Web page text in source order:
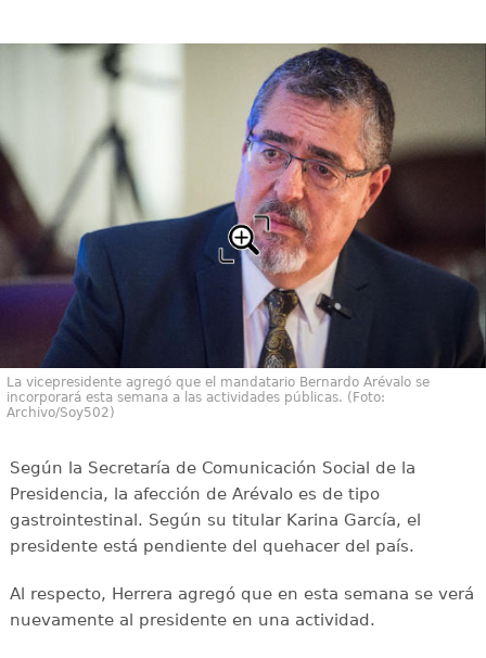
La vicepresidente agregó que el mandatario Bernardo Arévalo se
incorporará esta semana a las actividades públicas. (Foto:
Archivo/Soy502)
Según la Secretaría de Comunicación Social de la
Presidencia, la afección de Arévalo es de tipo
gastrointestinal. Según su titular Karina García, el
presidente está pendiente del quehacer del país.
Al respecto, Herrera agregó que en esta semana se verá
nuevamente al presidente en una actividad.